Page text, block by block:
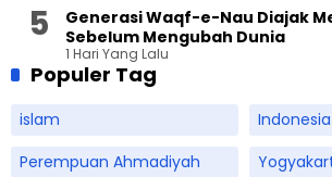
Generasi Waqf-e-Nau Diajak
Sebelum Mengubah Dunia
1 Hari Yang Lalu
Populer Tag
islam
Indonesia
Perempuan Ahmadiyah